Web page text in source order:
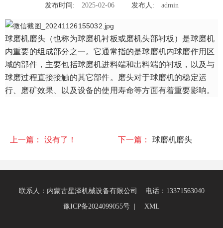
发布时间: 2025-02-06 发布人: admin
球磨机磨头（也称为球磨机衬板或磨机头部衬板）是球磨机
内重要的组成部分之一。它通常指的是球磨机内球磨作用区
域的部件，主要包括球磨机进料端和出料端的衬板，以及与
球磨过程直接接触的其它部件。磨头对于球磨机的稳定运
行、磨矿效果、以及设备的使用寿命等方面有着重要影响。
上一篇： 没有了！ 下一篇： 球磨机磨头
联系人：内蒙古星泽机械设备有限公司 电话：13371563040
豫ICP备2024099055号 | XML